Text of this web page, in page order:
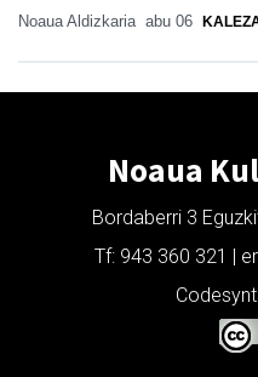
Noaua Aldizkaria abu 06
Noaua
Bordaberri 3
Tf: 943 360 321 |